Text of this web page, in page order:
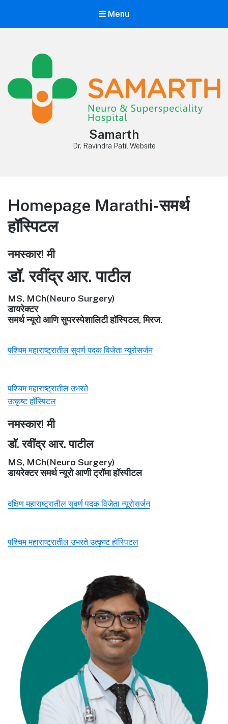
Menu
Samarth
Dr. Ravindra Patil Website
Homepage Marathi-समर्थ
हॉस्पिटल
नमस्कार! मी
डॉ. रवींद्र आर. पाटील
MS, MCh(Neuro Surgery)
डायरेक्टर
समर्थ न्यूरो आणि सुपरस्पेशालिटी हॉस्पिटल, मिरज.
पश्चिम महाराष्ट्रातील सुवर्ण पदक विजेता न्यूरोसर्जन
पश्चिम महाराष्ट्रातील उभरते
उत्कृष्ट हॉस्पिटल
नमस्कार! मी
डॉ. रवींद्र आर. पाटील
MS, MCh(Neuro Surgery)
डायरेक्टर समर्थ न्यूरो आणी ट्रॉमा हॉस्पीटल
दक्षिण महाराष्ट्रातील सुवर्ण पदक विजेता न्यूरोसर्जन
पश्चिम महाराष्ट्रातील उभरते उत्कृष्ट हॉस्पिटल